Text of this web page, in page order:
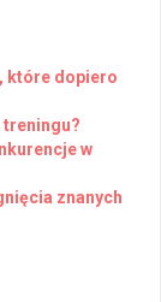
które dopiero
w
znanych